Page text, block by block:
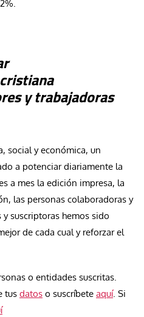
y trabajadoras
social y económica, un
a potenciar diariamente la
a mes la edición impresa, la
las personas colaboradoras y
suscriptoras hemos sido
de cada cual y reforzar el
o entidades suscritas.
tus datos o suscríbete aquí. Si